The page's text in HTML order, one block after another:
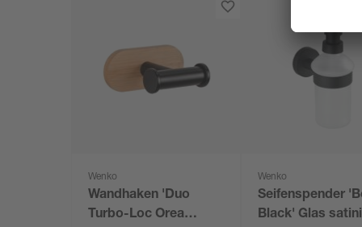
Wenko
Wandhaken 'Duo
Turbo-Loc Orea
Wenko
Seifenspender
Black' Glas